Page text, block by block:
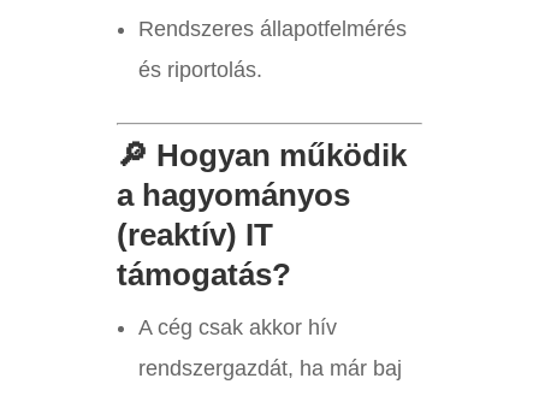
Rendszeres állapotfelmérés
és riportolás.
🔎 Hogyan működik
a hagyományos
(reaktív) IT
támogatás?
A cég csak akkor hív
rendszergazdát, ha már baj